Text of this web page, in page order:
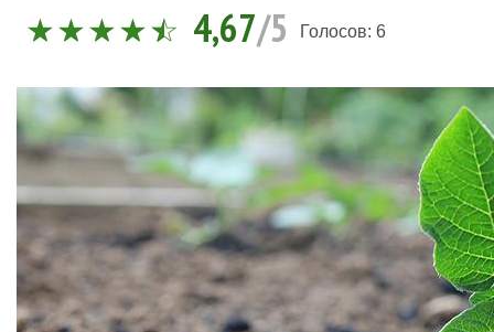
4,67/5 Голосов: 6